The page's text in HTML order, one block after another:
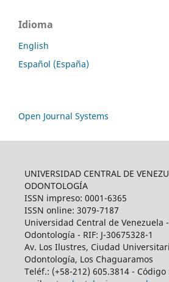
Idioma
English
Español (España)
Open Journal Systems
UNIVERSIDAD CENTRAL DE
ODONTOLOGÍA
ISSN impreso: 0001-6365
ISSN online: 3079-7187
Universidad Central de Venezuela
Odontología - RIF: J-30675328-1
Av. Los Ilustres, Ciudad
Odontología, Los Chaguaramos
Teléf.: (+58-212) 605.3814 - Código